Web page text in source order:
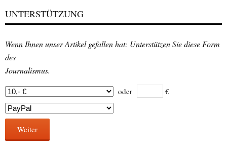
UNTERSTÜTZUNG
Wenn Ihnen unser Artikel gefallen hat: Unterstützen Sie diese Form
des
Journalismus.
oder €
Weiter